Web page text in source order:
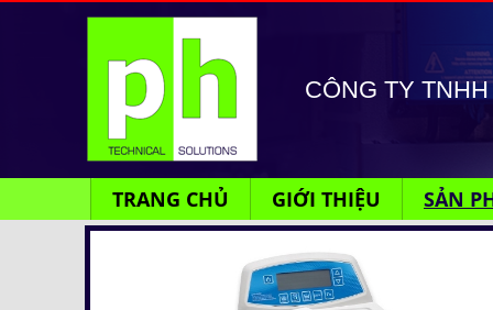
CÔNG TY
TRANG CHỦ GIỚI THIỆU SẢN